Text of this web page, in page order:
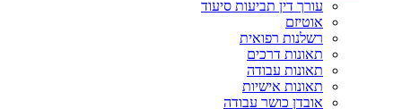
עורך דין תביעות סיעוד
אוטיזם
רשלנות רפואית
תאונות דרכים
תאונות עבודה
תאונות אישיות
אובדן כושר עבודה